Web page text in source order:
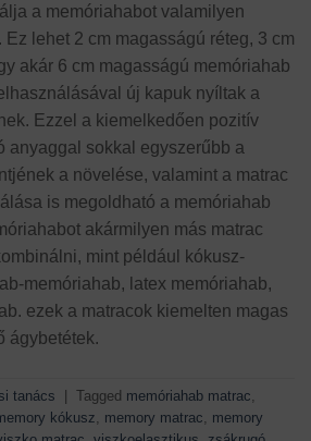
a memóriahabot valamilyen
lehet 2 cm magasságú réteg, 3 cm
akár 6 cm magasságú memóriahab
új kapuk nyíltak a
Ezzel a kiemelkedően pozitív
anyaggal sokkal egyszerűbb a
a növelése, valamint a matrac
is megoldható a memóriahab
akármilyen más matrac
mint például kókusz-
memóriahab, latex memóriahab,
ezek a matracok kiemelten magas
ágybetétek.
tanács Tagged memóriahab matrac,
kókusz, memory matrac, memory